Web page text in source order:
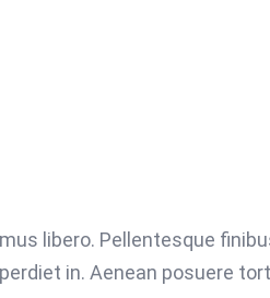
libero. Pellentesque
in. Aenean posuere